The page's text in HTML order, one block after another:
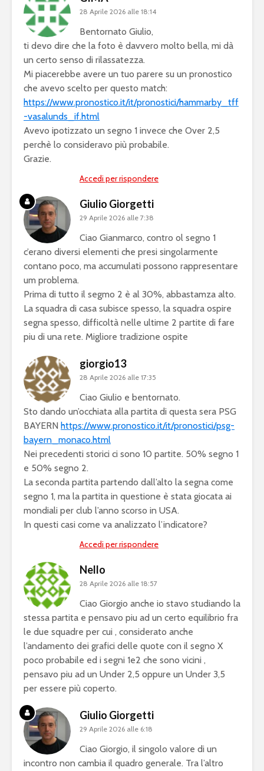
28 Aprile 2026 alle 18:14
Bentornato Giulio,
ti devo dire che la foto è davvero molto bella, mi dà
un certo senso di rilassatezza.
Mi piacerebbe avere un tuo parere su un pronostico
che avevo scelto per questo match:
https://www.pronostico.it/it/pronostici/hammarby_tff
-vasalunds_if.html
Avevo ipotizzato un segno 1 invece che Over 2,5
perchè lo consideravo più probabile.
Grazie.
Accedi per rispondere
Giulio Giorgetti
29 Aprile 2026 alle 7:38
Ciao Gianmarco, contro ol segno 1
c’erano diversi elementi che presi singolarmente
contano poco, ma accumulati possono rappresentare
um problema.
Prima di tutto il segmo 2 è al 30%, abbastamza alto.
La squadra di casa subisce spesso, la squadra ospire
segna spesso, difficoltà nelle ultime 2 partite di fare
piu di una rete. Migliore tradizione ospite
giorgio13
28 Aprile 2026 alle 17:35
Ciao Giulio e bentornato.
Sto dando un’occhiata alla partita di questa sera PSG
BAYERN https://www.pronostico.it/it/pronostici/psg-
bayern_monaco.html
Nei precedenti storici ci sono 10 partite. 50% segno 1
e 50% segno 2.
La seconda partita partendo dall’alto la segna come
segno 1, ma la partita in questione è stata giocata ai
mondiali per club l’anno scorso in USA.
In questi casi come va analizzato l’indicatore?
Accedi per rispondere
Nello
28 Aprile 2026 alle 18:57
Ciao Giorgio anche io stavo studiando la
stessa partita e pensavo piu ad un certo equilibrio fra
le due squadre per cui , considerato anche
l’andamento dei grafici delle quote con il segno X
poco probabile ed i segni 1e2 che sono vicini ,
pensavo piu ad un Under 2,5 oppure un Under 3,5
per essere più coperto.
Giulio Giorgetti
29 Aprile 2026 alle 6:18
Ciao Giorgio, il singolo valore di un
incontro non cambia il quadro generale. Tra l’altro